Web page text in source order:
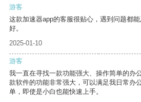
游客
这款加速器app的客服很贴心，遇到问题都
好。
2025-01-10
游客
我一直在寻找一款功能强大、操作简单的办
款软件的功能非常强大，可以满足我日常办
单，即使是小白也能快速上手。